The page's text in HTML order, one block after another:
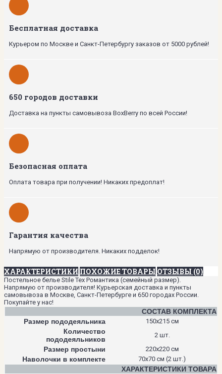
Бесплатная доставка
Курьером по Москве и Санкт-Петербургу заказов от 5000 рублей!
650 городов доставки
Доставка на пункты самовывоза BoxBerry по всей России!
Безопасная оплата
Оплата товара при получении! Никаких предоплат!
Гарантия качества
Напрямую от производителя. Никаких подделок!
ХАРАКТЕРИСТИКИ ПОХОЖИЕ ТОВАРЫ ОТЗЫВЫ (0)
Постельное белье Stile Tex Романтика (семейный размер).
Напрямую от производителя! Курьерская доставка и пункты
самовывоза в Москве, Санкт-Петербурге и 650 городах России.
Покупайте у нас!
СОСТАВ КОМПЛЕКТА
Размер пододеяльника
150х215 см
Количество
пододеяльников
2 шт.
Размер простыни 220х220 см
Наволочки в комплекте 70х70 см (2 шт.)
ХАРАКТЕРИСТИКИ ТОВАРА